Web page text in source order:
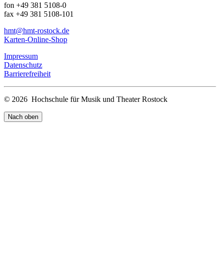
fon +49 381 5108-0
fax +49 381 5108-101
hmt@hmt-rostock.de
Karten-Online-Shop
Impressum
Datenschutz
Barrierefreiheit
© 2026 Hochschule für Musik und Theater Rostock
Nach oben